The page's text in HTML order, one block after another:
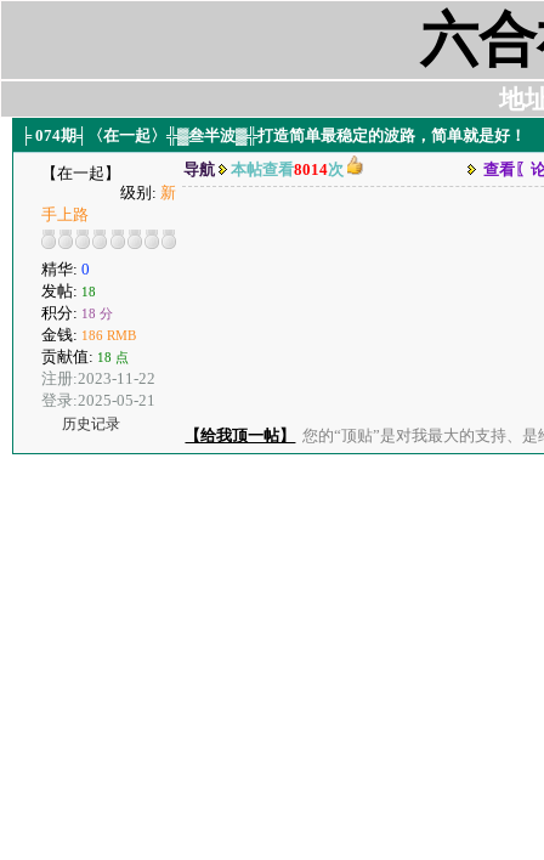
六
地
╞ 074期╡〈在一起〉╬▓叁半波▓╬打造简单最稳定的波路，简单就是好！
【在一起】
级别: 新
手上路
精华: 0
发帖: 18
积分: 18 分
金钱: 186 RMB
贡献值: 18 点
注册:2023-11-22
登录:2025-05-21
历史记录
导航 本帖查看8014次 查看〖
【给我顶一帖】 您的“顶贴”是对我最大的支持、